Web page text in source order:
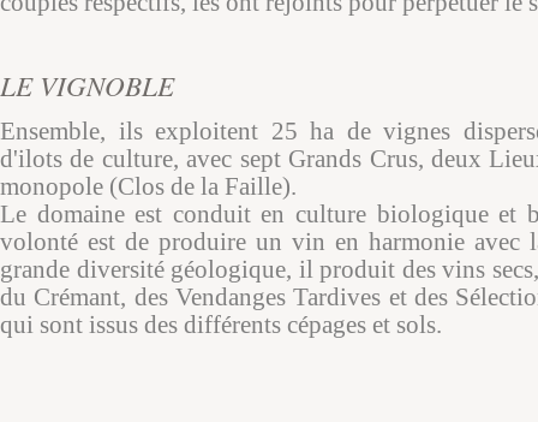
LE VIGNOBLE
Ensemble, ils exploitent 25 ha de vignes
d'ilots de culture, avec sept Grands Crus, deux
monopole (Clos de la Faille).
Le domaine est conduit en culture biologique et
volonté est de produire un vin en harmonie avec
grande diversité géologique, il produit des vins
du Crémant, des Vendanges Tardives et des
qui sont issus des différents cépages et sols.